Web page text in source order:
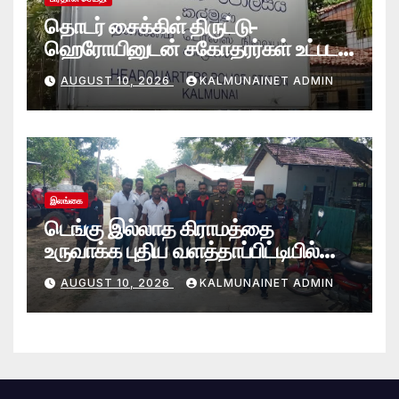
தொடர் சைக்கிள் திருட்டு-
ஹெரோயினுடன் சகோதரர்கள் உட்பட
நால்வர் கல்முனை பொலிஸாரால்
கைது
AUGUST 10, 2026 KALMUNAINET ADMIN
இலங்கை
டெங்கு இல்லாத கிராமத்தை
உருவாக்க புதிய வளத்தாப்பிட்டியில்
கூட்டுப் பணி.
AUGUST 10, 2026 KALMUNAINET ADMIN